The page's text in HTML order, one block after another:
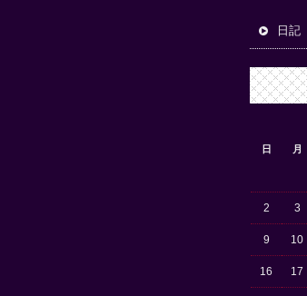
日記
日 月
2 3
9 10
16 17